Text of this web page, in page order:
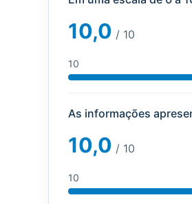
10,0 / 10
10
As informações
10,0 / 10
10